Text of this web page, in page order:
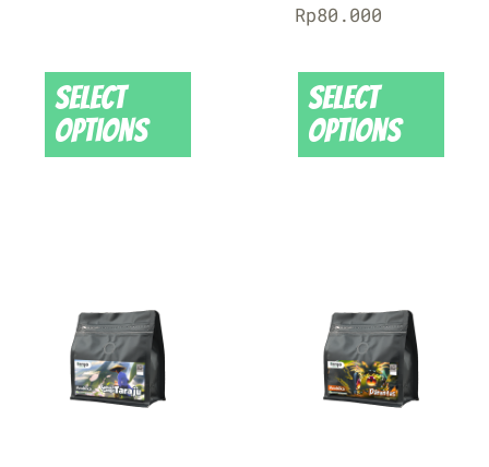
Select
options
Rp80.000
Select
options